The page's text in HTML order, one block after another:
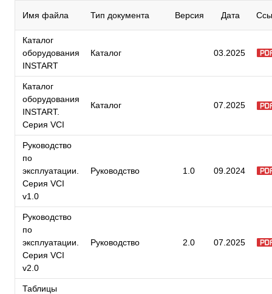
Имя файла Тип документа Версия Дата
Каталог
оборудования
INSTART
Каталог 03.2025
Каталог
оборудования
INSTART.
Серия VCI
Каталог 07.2025
Руководство
по
эксплуатации.
Серия VCI
v1.0
Руководство 1.0 09.2024
Руководство
по
эксплуатации.
Серия VCI
v2.0
Руководство 2.0 07.2025
Таблицы